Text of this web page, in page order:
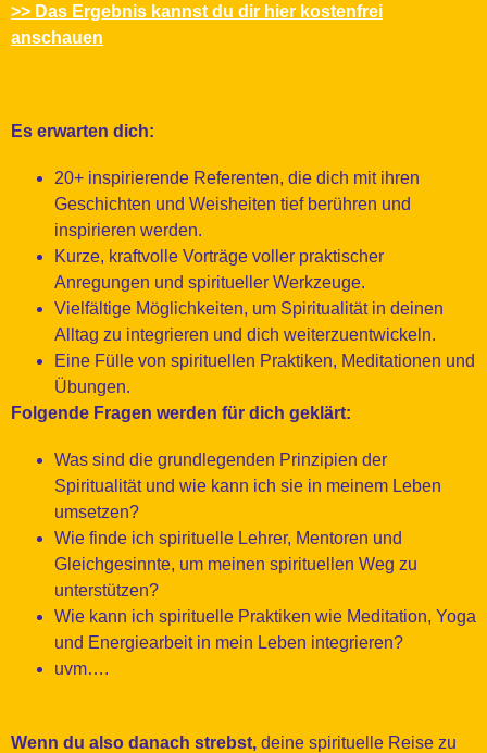
>> Das Ergebnis kannst du dir hier kostenfrei
anschauen
Es erwarten dich:
20+ inspirierende Referenten, die dich mit ihren
Geschichten und Weisheiten tief berühren und
inspirieren werden.
Kurze, kraftvolle Vorträge voller praktischer
Anregungen und spiritueller Werkzeuge.
Vielfältige Möglichkeiten, um Spiritualität in deinen
Alltag zu integrieren und dich weiterzuentwickeln.
Eine Fülle von spirituellen Praktiken, Meditationen und
Übungen.
Folgende Fragen werden für dich geklärt:
Was sind die grundlegenden Prinzipien der
Spiritualität und wie kann ich sie in meinem Leben
umsetzen?
Wie finde ich spirituelle Lehrer, Mentoren und
Gleichgesinnte, um meinen spirituellen Weg zu
unterstützen?
Wie kann ich spirituelle Praktiken wie Meditation, Yoga
und Energiearbeit in mein Leben integrieren?
uvm….
Wenn du also danach strebst, deine spirituelle Reise zu